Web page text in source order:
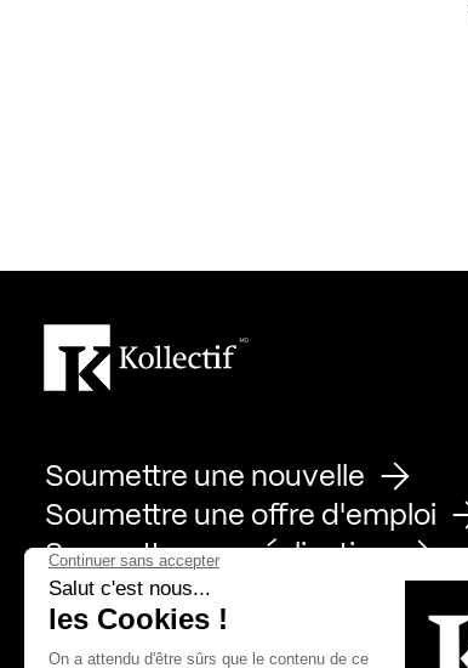
Soumettre une nouvelle
Soumettre une offre d'emploi
Soumettre une réalisation